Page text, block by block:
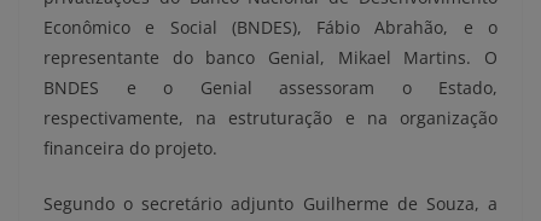
Econômico e Social (BNDES), Fábio Abrahão, e o
representante do banco Genial, Mikael Martins. O
BNDES e o Genial assessoram o Estado,
respectivamente, na estruturação e na organização
financeira do projeto.
Segundo o secretário adjunto Guilherme de Souza, a